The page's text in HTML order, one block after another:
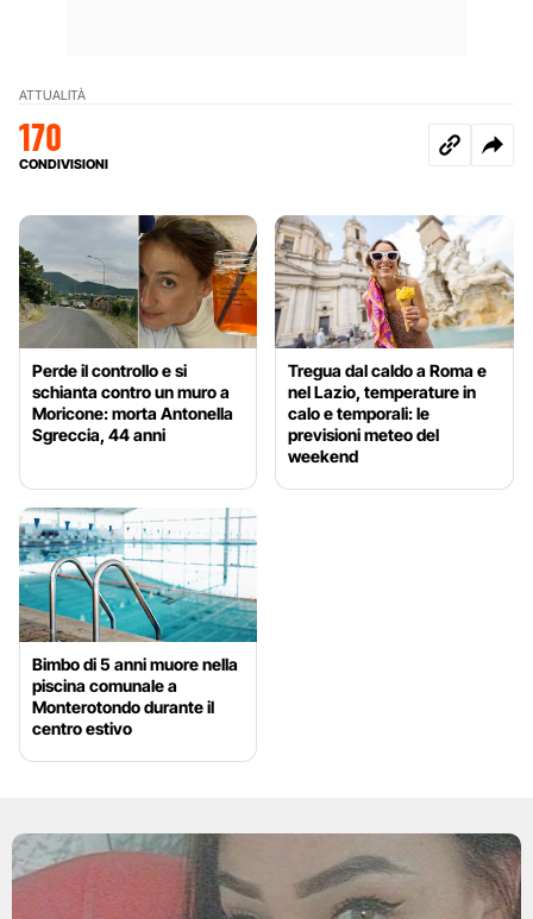
ATTUALITÀ
170
CONDIVISIONI
Perde il controllo e si
schianta contro un muro a
Moricone: morta Antonella
Sgreccia, 44 anni
Tregua dal caldo a Roma e
nel Lazio, temperature in
calo e temporali: le
previsioni meteo del
weekend
Bimbo di 5 anni muore nella
piscina comunale a
Monterotondo durante il
centro estivo